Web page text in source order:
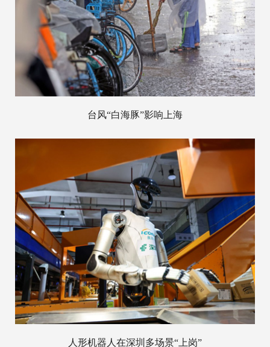
台风“白海豚”影响上海
人形机器人在深圳多场景“上岗”